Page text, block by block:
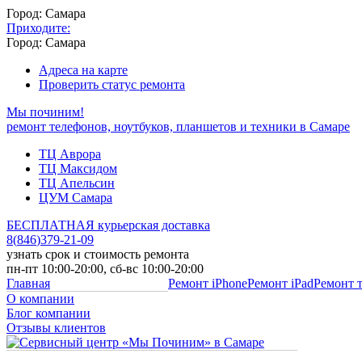
Город: Самара
Приходите:
Город: Самара
Адреса на карте
Проверить статус ремонта
Мы починим!
ремонт телефонов, ноутбуков, планшетов и техники в Самаре
ТЦ Аврора
ТЦ Максидом
ТЦ Апельсин
ЦУМ Самара
БЕСПЛАТНАЯ курьерская доставка
8(846)379-21-09
узнать срок и стоимость ремонта
пн-пт 10:00-20:00, сб-вс 10:00-20:00
Главная
О компании
Блог компании
Отзывы клиентов
Ремонт iPhoneРемонт iPadРемонт